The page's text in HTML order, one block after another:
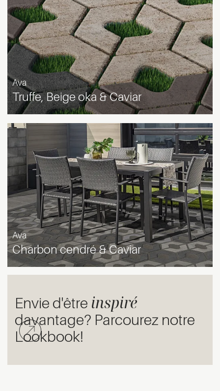
Ava
Truffe, Beige oka & Caviar
Ava
Charbon cendré & Caviar
Envie d'être inspiré
davantage? Parcourez notre
Lookbook!